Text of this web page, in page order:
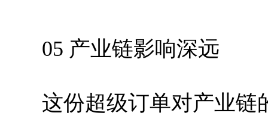
05 产业链影响深远
这份超级订单对产业链